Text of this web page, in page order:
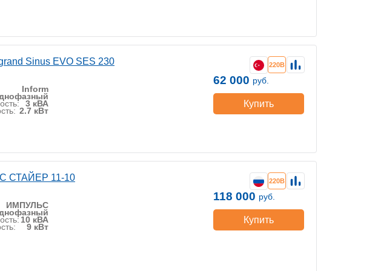
Sinus EVO SES 230
Inform
3 кВА
2.7 кВт
220В
62 000 руб.
Купить
СТАЙЕР 11-10
ИМПУЛЬС
10 кВА
9 кВт
220В
118 000 руб.
Купить